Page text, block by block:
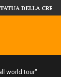
DELLA
world tour"